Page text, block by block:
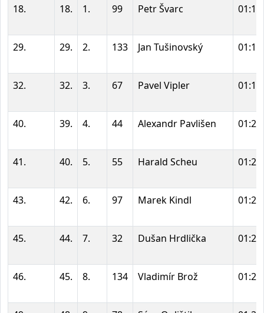
18.
18. 1. 99 Petr Švarc
29. 29. 2. 133 Jan Tušinovský
32. 32. 3. 67 Pavel Vipler
40. 39. 4. 44 Alexandr Pavlišen
41. 40. 5. 55 Harald Scheu
43. 42. 6. 97 Marek Kindl
45. 44. 7. 32 Dušan Hrdlička
46. 45. 8. 134 Vladimír Brož